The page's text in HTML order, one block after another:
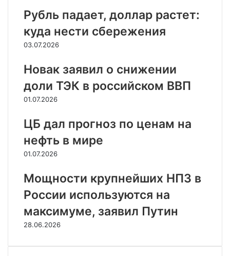
Рубль падает, доллар растет:
куда нести сбережения
03.07.2026
Новак заявил о снижении
доли ТЭК в российском ВВП
01.07.2026
ЦБ дал прогноз по ценам на
нефть в мире
01.07.2026
Мощности крупнейших НПЗ в
России используются на
максимуме, заявил Путин
28.06.2026